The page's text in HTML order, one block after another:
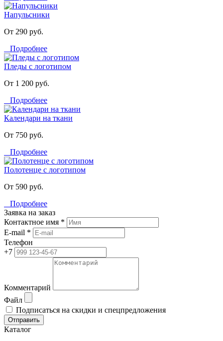
Напульсники
От 290 руб.
Подробнее
Пледы с логотипом
От 1 200 руб.
Подробнее
Календари на ткани
От 750 руб.
Подробнее
Полотенце с логотипом
От 590 руб.
Подробнее
Заявка на заказ
Контактное имя *
E-mail *
Телефон
+7
Комментарий
Файл
Подписаться на скидки и спецпредложения
Отправить
Каталог